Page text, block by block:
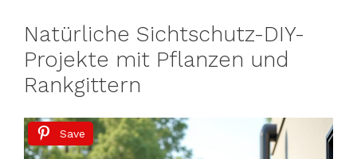
Natürliche Sichtschutz-DIY-
Projekte mit Pflanzen und
Rankgittern
Save